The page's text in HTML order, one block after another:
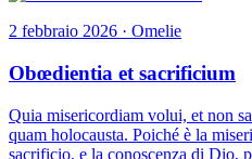
2 febbraio 2026 · Omelie
Obœdientia et sacrificium
Quia misericordiam volui, et non
quam holocausta. Poiché è la
sacrificio, e la conoscenza di Dio,